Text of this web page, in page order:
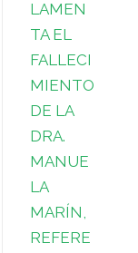
LAMEN
TA EL
FALLECI
MIENTO
DE LA
DRA.
MANUE
LA
MARÍN,
REFERE